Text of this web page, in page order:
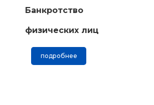
Банкротство
физических лиц
подробнее